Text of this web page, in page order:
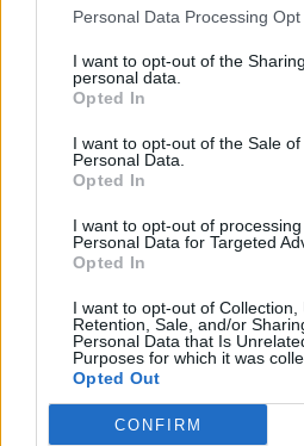
Personal Data Processing
I want to opt-out of the
personal data.
Opted In
I want to opt-out of the Sale of
Personal Data.
Opted In
I want to opt-out of
Personal Data for Targeted
Opted In
I want to opt-out of Collection,
Retention, Sale, and/or
Personal Data that Is
Purposes for which it was
Opted Out
CONFIRM
Sportas Kitos naujienos
Buvusią 23-ąją
Butvilas prasibrovė į
turnyro finalą